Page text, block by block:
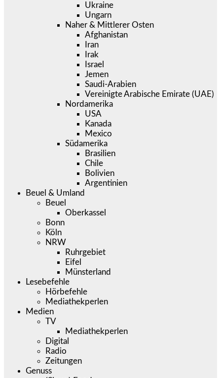
Ukraine
Ungarn
Naher & Mittlerer Osten
Afghanistan
Iran
Irak
Israel
Jemen
Saudi-Arabien
Vereinigte Arabische Emirate (UAE)
Nordamerika
USA
Kanada
Mexico
Südamerika
Brasilien
Chile
Bolivien
Argentinien
Beuel & Umland
Beuel
Oberkassel
Bonn
Köln
NRW
Ruhrgebiet
Eifel
Münsterland
Lesebefehle
Hörbefehle
Mediathekperlen
Medien
TV
Mediathekperlen
Digital
Radio
Zeitungen
Genuss